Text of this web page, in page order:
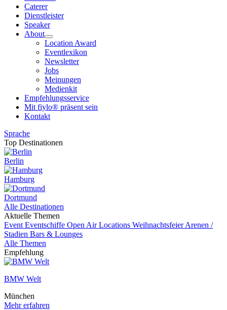
Caterer
Dienstleister
Speaker
About
Location Award
Eventlexikon
Newsletter
Jobs
Meinungen
Medienkit
Empfehlungsservice
Mit fiylo® präsent sein
Kontakt
Sprache
Top Destinationen
Berlin
Hamburg
Dortmund
Alle Destinationen
Aktuelle Themen
Event Eventschiffe Open Air Locations WeihnachtsfeierArenen /
Stadien Bars & Lounges
Alle Themen
Empfehlung
BMW Welt
München
Mehr erfahren